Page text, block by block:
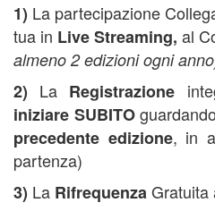
1) La partecipazione
tua in Live Streaming, al
almeno 2 edizioni ogni
2) La Registrazione
iniziare SUBITOguardando
precedente edizione, in
partenza)
3) La RifrequenzaGratuita